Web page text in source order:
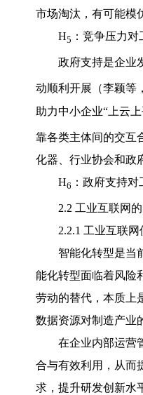
市场淘汰，有可能模
H5 ：竞争压力
政府支持是企业
动顺利开展（李颖等
助力中小企业“上云
靠各类主体间的交互
化器、行业协会和政
H6 ：政府支持
2.2 工业互联网
2.2.1 工业互联
智能化转型是当
能化转型面临着风险
劳动的替代，本质上
数据资源对制造产业
在企业内部运营
合与有效利用，从而
求，提升研发创新水